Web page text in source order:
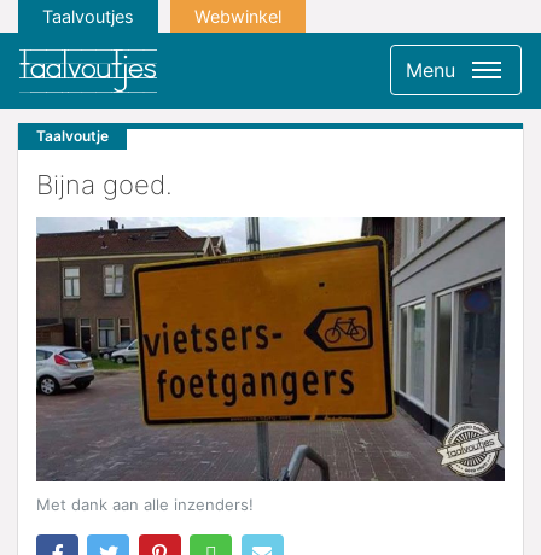
Taalvoutjes Webwinkel
Menu
Taalvoutje
Bijna goed.
Met dank aan alle inzenders!